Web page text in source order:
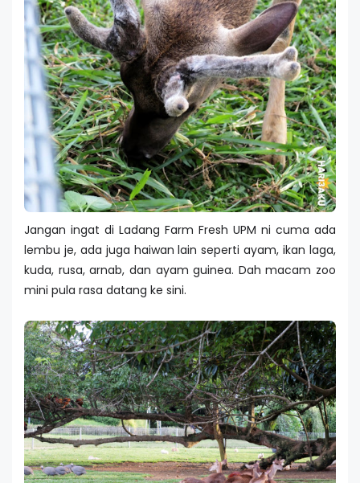
Jangan ingat di Ladang Farm Fresh UPM ni cuma ada
lembu je, ada juga haiwan lain seperti ayam, ikan laga,
kuda, rusa, arnab, dan ayam guinea. Dah macam zoo
mini pula rasa datang ke sini.